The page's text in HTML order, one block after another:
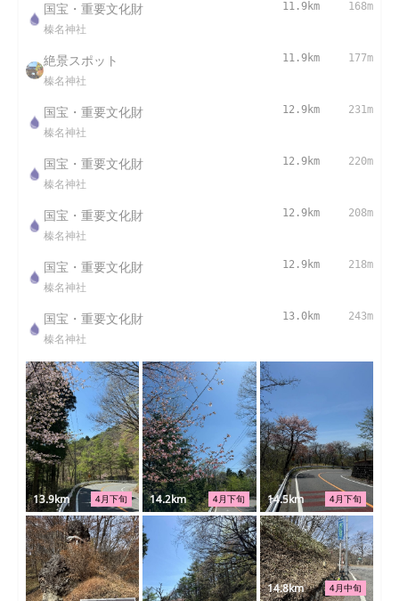
国宝・重要文化財
榛名神社
11.9km 168m
絶景スポット
榛名神社
11.9km 177m
国宝・重要文化財
榛名神社
12.9km 231m
国宝・重要文化財
榛名神社
12.9km 220m
国宝・重要文化財
榛名神社
12.9km 208m
国宝・重要文化財
榛名神社
12.9km 218m
国宝・重要文化財
榛名神社
13.0km 243m
4月下旬
13.9km 4月下旬
14.2km 4月下旬
14.5km
4月中旬
14.8km